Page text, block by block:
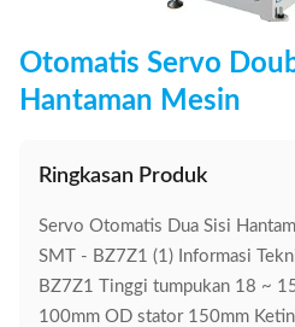
Otomatis Servo
Hantaman Mesin
Ringkasan Produk
Servo Otomatis Dua Sisi
SMT - BZ7Z1​ (1) Informasi
BZ7Z1 Tinggi tumpukan 18 ~
100mm OD stator 150mm